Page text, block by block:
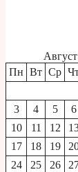
Пн Вт Ср
3
4 5 6
10
11 12
17
18 19
24
25 26